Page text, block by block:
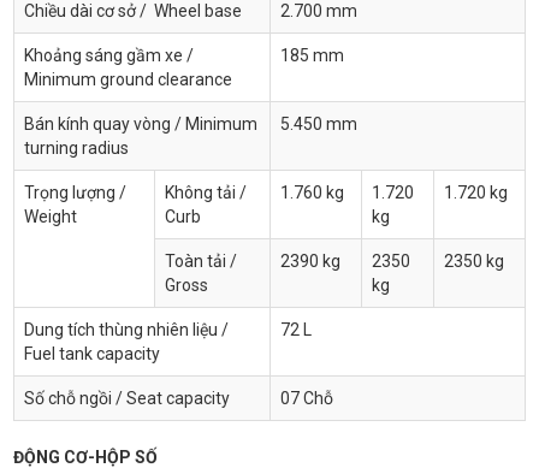
Chiều dài cơ sở / Wheel base 2.700 mm
Khoảng sáng gầm xe /
Minimum ground clearance
185 mm
Bán kính quay vòng / Minimum
turning radius
5.450 mm
Trọng lượng /
Weight
Không tải /
Curb
1.760 kg
1.720
kg
1.720 kg
Toàn tải /
Gross
2390 kg
2350
kg
2350 kg
Dung tích thùng nhiên liệu /
Fuel tank capacity
72 L
Số chỗ ngồi / Seat capacity 07 Chỗ
ĐỘNG CƠ-HỘP SỐ